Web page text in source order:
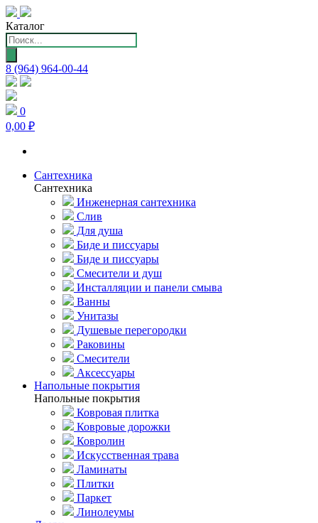
Каталог
Поиск
товаров
8 (964) 964-00-44
0
0,00 ₽
Сантехника
Сантехника
Инженерная сантехника
Слив
Для душа
Биде и писсуары
Биде и писсуары
Смесители и душ
Инсталляции и панели смыва
Ванны
Унитазы
Душевые перегородки
Раковины
Смесители
Аксессуары
Напольные покрытия
Напольные покрытия
Ковровая плитка
Ковровые дорожки
Ковролин
Искусственная трава
Ламинаты
Плитки
Паркет
Линолеумы